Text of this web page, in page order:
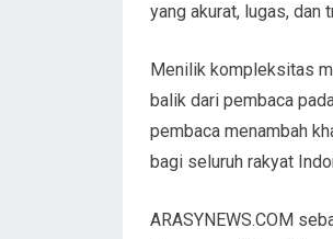
yang akurat, lugas, dan
Menilik kompleksitas
balik dari pembaca
pembaca menambah
bagi seluruh rakyat
ARASYNEWS.COM